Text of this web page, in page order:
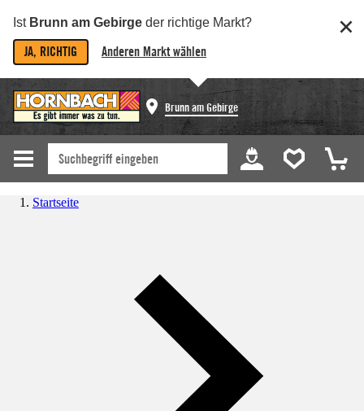
Ist Brunn am Gebirge der richtige Markt?
JA, RICHTIG Anderen Markt wählen
Brunn am Gebirge
Startseite